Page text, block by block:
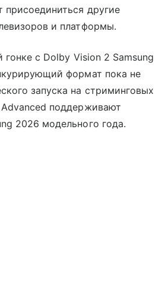
присоединиться другие
и платформы.
гонке с Dolby Vision 2 Samsung
формат пока не
запуска на стриминговых
Advanced поддерживают
2026 модельного года.